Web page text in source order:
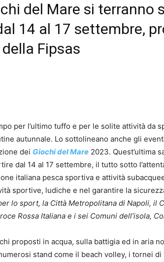
del Mare si terranno
14 al 17 settembre,
Fipsas
per l’ultimo tuffo e per le solite attività da
autunnale. Lo sottolineano anche gli
dei Giochi del Mare 2023. Quest’ultima
dal 14 al 17 settembre, il tutto sotto
italiana pesca sportiva e attività
sportive, ludiche e nel garantire la
lo sport, la Città Metropolitana di Napoli, il
Rossa Italiana e i sei Comuni dell’isola,
proposti in acqua, sulla battigia ed in aria
stand come il beach volley, i tornei di